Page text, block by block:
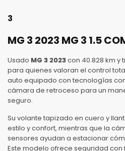
3
MG 3 2023 MG 3 1.5
Usado MG 3 2023con 40.828 km y
para quienes valoran el control
auto equipado con tecnologías
cámara de retroceso para un
seguro.
Su volante tapizado en cuero y
estilo y confort, mientras que la
sensores ayudan a estacionar
Este modelo ofrece seguridad con